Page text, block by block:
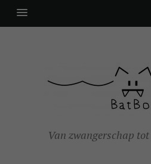
Van zwangerschap